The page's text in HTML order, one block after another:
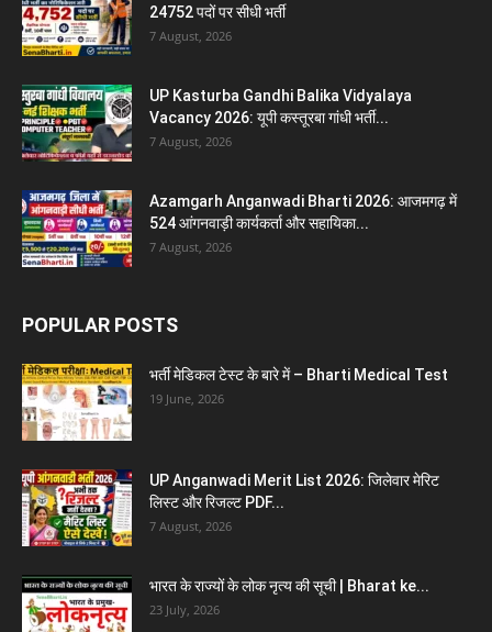
24752 पदों पर सीधी भर्ती
7 August, 2026
UP Kasturba Gandhi Balika Vidyalaya
Vacancy 2026: यूपी कस्तूरबा गांधी भर्ती...
7 August, 2026
Azamgarh Anganwadi Bharti 2026: आजमगढ़ में
524 आंगनवाड़ी कार्यकर्ता और सहायिका...
7 August, 2026
POPULAR POSTS
भर्ती मेडिकल टेस्ट के बारे में – Bharti Medical Test
19 June, 2026
UP Anganwadi Merit List 2026: जिलेवार मेरिट
लिस्ट और रिजल्ट PDF...
7 August, 2026
भारत के राज्यों के लोक नृत्य की सूची | Bharat ke...
23 July, 2026